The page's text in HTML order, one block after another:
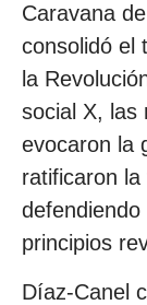
Caravana
consolidó el
la
social X, las
evocaron la
ratificaron
principios
Díaz-Canel